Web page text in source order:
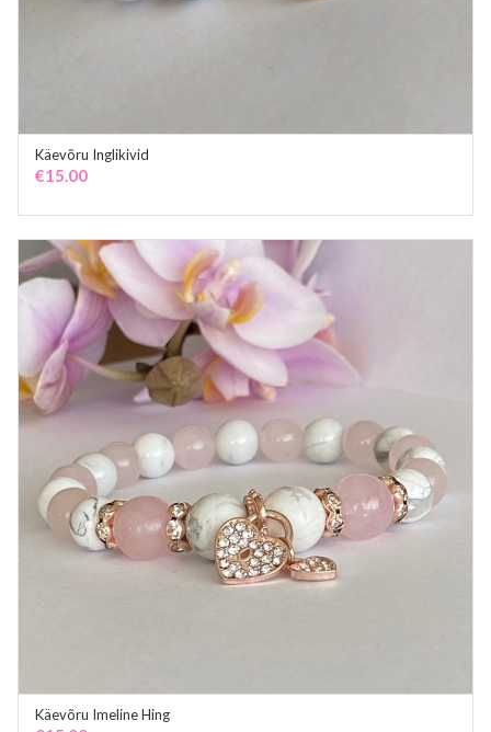
Käevõru Inglikivid
€15.00
Käevõru Imeline Hing